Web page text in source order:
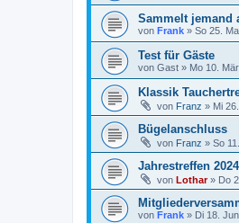
Sammelt jemand
von Frank » So 25.
Test für Gäste
von Gast » Mo 10.
Klassik
von Franz » Mi
Bügelanschluss
von Franz » So
Jahrestreffen
von Lothar» Do
von Frank » Di 18.